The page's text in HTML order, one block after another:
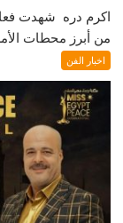
اكرم دره شهدت
من أبرز محطات
اخبار الفن